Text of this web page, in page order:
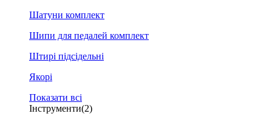
Шатуни комплект
Шипи для педалей комплект
Штирі підсідельні
Якорі
Показати всі
Інструменти(2)